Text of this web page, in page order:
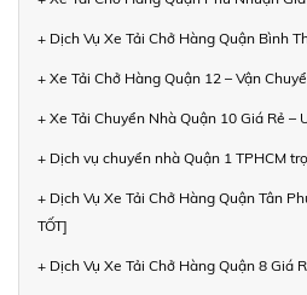
+ Dịch Vụ Xe Tải Chở Hàng Quận Bình
+ Xe Tải Chở Hàng Quận 12 – Vận
+ Xe Tải Chuyển Nhà Quận 10 Giá Rẻ –
+ Dịch vụ chuyển nhà Quận 1 TPHCM
+ Dịch Vụ Xe Tải Chở Hàng Quận Tân
TỐT]
+ Dịch Vụ Xe Tải Chở Hàng Quận 8 Giá